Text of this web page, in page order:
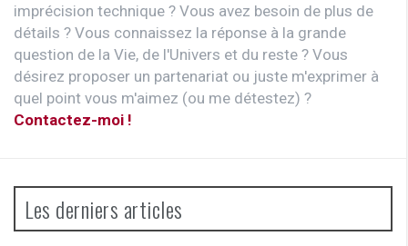
imprécision technique ? Vous avez besoin de plus de
détails ? Vous connaissez la réponse à la grande
question de la Vie, de l'Univers et du reste ? Vous
désirez proposer un partenariat ou juste m'exprimer à
quel point vous m'aimez (ou me détestez) ?
Contactez-moi !
Les derniers articles